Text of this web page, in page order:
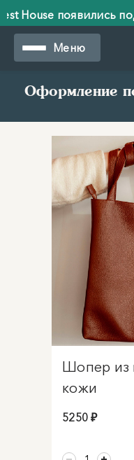
House появились
House появились
Меню
Оформление
Шопер из
кожи
5250 ₽